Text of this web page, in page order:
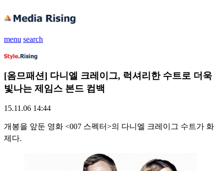
menu search
[옴므패션] 다니엘 크레이그, 럭셔리한 수트로 더욱
빛나는 제임스 본드 컴백
15.11.06 14:44
개봉을 앞둔 영화 <007 스펙터>의 다니엘 크레이그 수트가 화
제다.